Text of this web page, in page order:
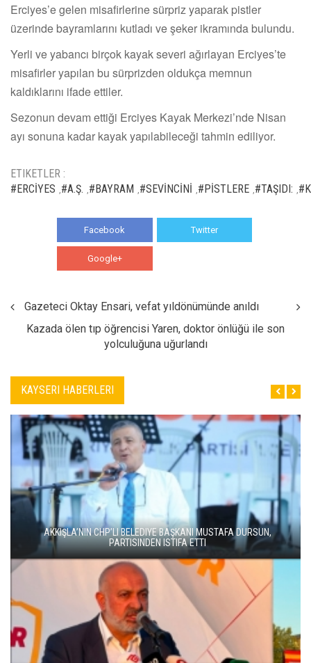
Erciyes’e gelen misafirlerine sürpriz yaparak pistler
üzerinde bayramlarını kutladı ve şeker ikramında bulundu.
Yerli ve yabancı birçok kayak severi ağırlayan Erciyes’te
misafirler yapılan bu sürprizden oldukça memnun
kaldıklarını ifade ettiler.
Sezonun devam ettiği Erciyes Kayak Merkezi’nde Nisan
ayı sonuna kadar kayak yapılabileceği tahmin ediliyor.
ETIKETLER :
#ERCİYES #A.Ş. #BAYRAM #SEVİNCİNİ #PİSTLERE #TAŞIDI:
Facebook Twitter
Google+
Gazeteci Oktay Ensari, vefat yıldönümünde anıldı
Kazada ölen tıp öğrencisi Yaren, doktor önlüğü ile son
yolculuğuna uğurlandı
KAYSERI HABERLERI
AKKIŞLA’NIN CHP’LI BELEDIYE BAŞKANI MUSTAFA DURSUN,
PARTISINDEN ISTIFA ETTI